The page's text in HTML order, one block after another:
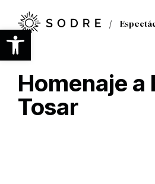
Abrir barra de
contenido
principal
Homenaje a
Tosar